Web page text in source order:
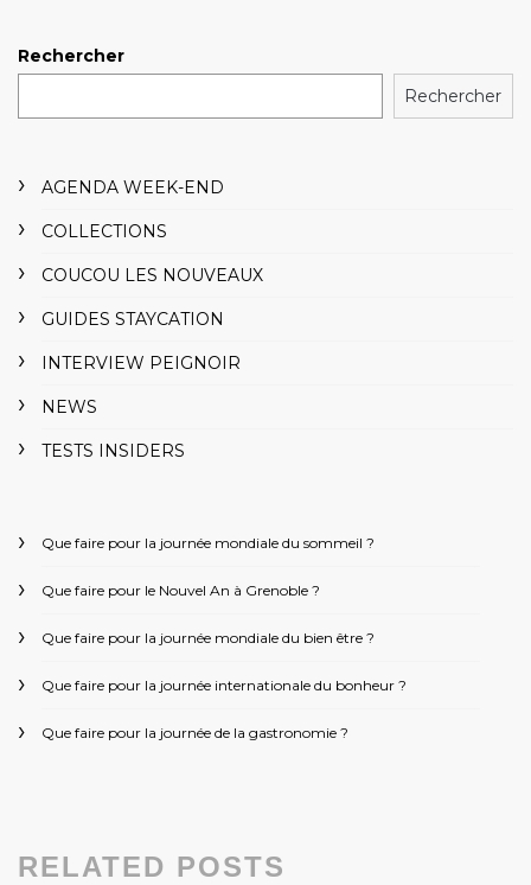
Rechercher
Rechercher
AGENDA WEEK-END
COLLECTIONS
COUCOU LES NOUVEAUX
GUIDES STAYCATION
INTERVIEW PEIGNOIR
NEWS
TESTS INSIDERS
Que faire pour la journée mondiale du sommeil ?
Que faire pour le Nouvel An à Grenoble ?
Que faire pour la journée mondiale du bien être ?
Que faire pour la journée internationale du bonheur ?
Que faire pour la journée de la gastronomie ?
RELATED POSTS